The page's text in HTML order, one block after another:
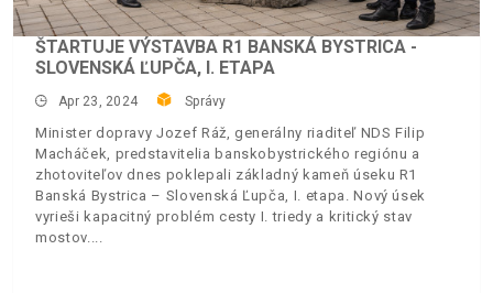
ŠTARTUJE VÝSTAVBA R1 BANSKÁ BYSTRICA -
SLOVENSKÁ ĽUPČA, I. ETAPA
Apr 23, 2024 Správy
Minister dopravy Jozef Ráž, generálny riaditeľ NDS Filip
Macháček, predstavitelia banskobystrického regiónu a
zhotoviteľov dnes poklepali základný kameň úseku R1
Banská Bystrica – Slovenská Ľupča, I. etapa. Nový úsek
vyrieši kapacitný problém cesty I. triedy a kritický stav
mostov.